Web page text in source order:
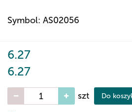
Symbol: AS02056
6.27
6.27
szt Do